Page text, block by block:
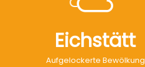
Eichstätt
Aufgelockerte Bewölkung